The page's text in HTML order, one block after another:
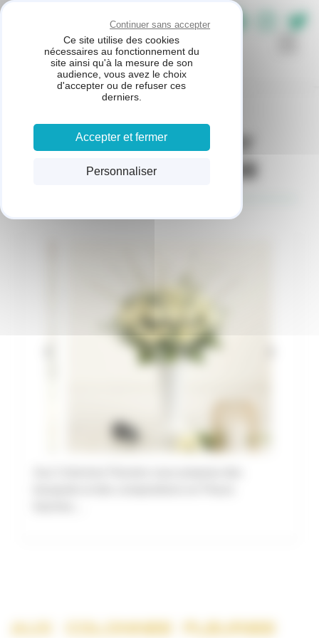
AUX COLONNES
FLEURIES
BOUQUETS ET
COMPOSITIONS
AUX COLONNES FLEURIES
Panneau de gestion des cookies
Ce site utilise des cookies
nécessaires au fonctionnement du
site ainsi qu'à la mesure de son
audience, vous avez le choix
d'accepter ou de refuser ces
derniers.
Accepter et fermer
Continuer sans accepter
Personnaliser